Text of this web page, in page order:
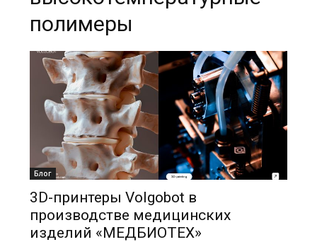
полимеры
Блог
3D-принтеры Volgobot в
производстве медицинских
изделий «МЕДБИОТЕХ»